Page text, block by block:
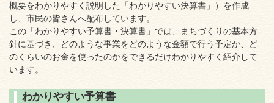
概要をわかりやすく説明した「わかりやすい決算書」）を作成
し、市民の皆さんへ配布しています。
この「わかりやすい予算書・決算書」では、まちづくりの基本方
針に基づき、どのような事業をどのような金額で行う予定か、ど
のくらいのお金を使ったのかをできるだけわかりやすく紹介して
います。
わかりやすい予算書